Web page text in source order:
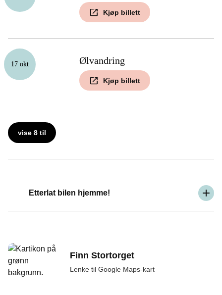
Kjøp billett
17 okt Ølvandring
Kjøp billett
vise 8 til
Etterlat bilen hjemme!
Finn Stortorget
Lenke til Google Maps-kart